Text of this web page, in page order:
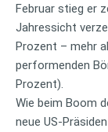
Februar stieg er
Jahressicht
Prozent – mehr
performenden
Prozent).
Wie beim Boom
neue US-